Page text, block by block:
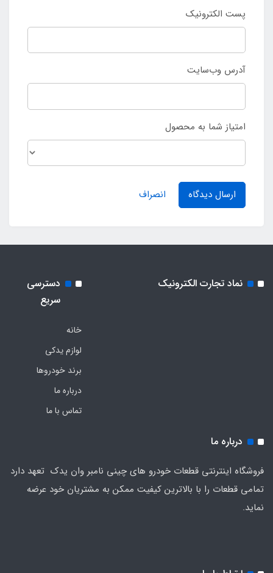
پست الکترونیک
آدرس وب‌سایت
امتیاز شما به محصول
ارسال دیدگاه انصراف
نماد تجارت الکترونیک
دسترسی
سریع
خانه
لوازم یدکی
برند خودروها
درباره ما
تماس با ما
درباره ما
فروشگاه اینترنتی قطعات خودرو های چینی نامبر وان یدک تعهد دارد
تمامی قطعات را با بالاترین کیفیت ممکن به مشتریان خود عرضه
نماید.